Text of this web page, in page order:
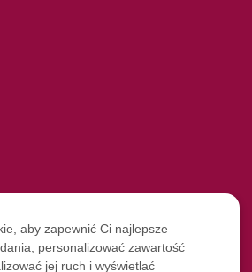
aby zapewnić Ci najlepsze
personalizować zawartość
jej ruch i wyświetlać